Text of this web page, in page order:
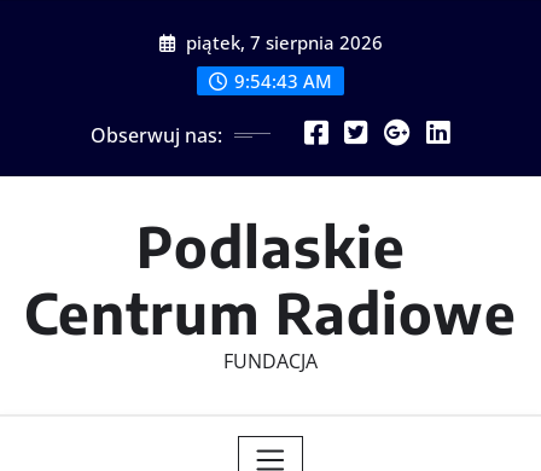
piątek, 7 sierpnia 2026
9:54:44 AM
Obserwuj nas:
Podlaskie
Centrum Radiowe
FUNDACJA